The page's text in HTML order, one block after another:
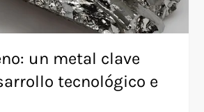
un metal clave
tecnológico e